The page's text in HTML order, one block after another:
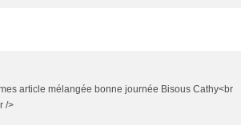
article mélangée bonne journée Bisous Cathy<br
/>